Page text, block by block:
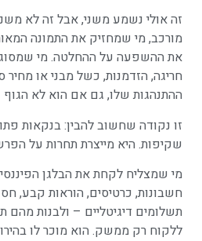
זה אולי נשמע משני, אבל זה לא
מורכב, מי שמחזיק את התמונה
את ההשפעה על ההחלטה. מי
חריגה, הזדמנות, כשל מבני או
ההתנהגות שלו, גם אם הוא לא
זו נקודה שחשוב להבין: בנקאות
שקיפות. היא מייצרת תחרות על
מי שמצליח לקחת את הבלגן
חשבונות, כרטיסים, הוראות קבע,
תשלומים דיגיטליים – ולבנות מהם
ללקוח רק ממשק. הוא מוכר לו